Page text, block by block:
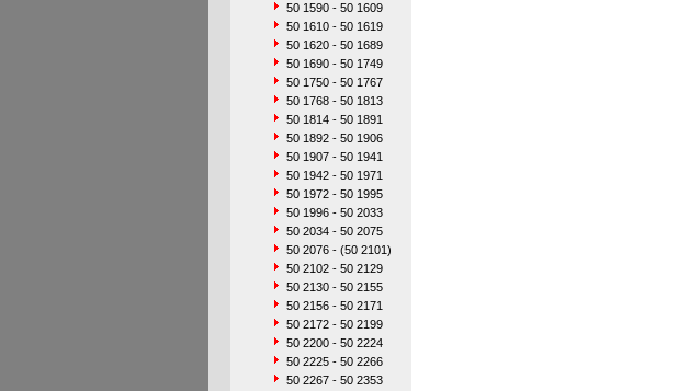
50 1590 - 50 1609
50 1610 - 50 1619
50 1620 - 50 1689
50 1690 - 50 1749
50 1750 - 50 1767
50 1768 - 50 1813
50 1814 - 50 1891
50 1892 - 50 1906
50 1907 - 50 1941
50 1942 - 50 1971
50 1972 - 50 1995
50 1996 - 50 2033
50 2034 - 50 2075
50 2076 - (50 2101)
50 2102 - 50 2129
50 2130 - 50 2155
50 2156 - 50 2171
50 2172 - 50 2199
50 2200 - 50 2224
50 2225 - 50 2266
50 2267 - 50 2353